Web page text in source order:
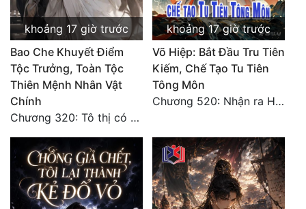
khoảng 17 giờ trước
Bao Che Khuyết Điểm
Tộc Trưởng, Toàn Tộc
Thiên Mệnh Nhân Vật
Chính
Chương 320: Tô thị có hậu bối, sơ lộ tài năng
khoảng 17 giờ trước
Võ Hiệp: Bắt Đầu Tru Tiên
Kiếm, Chế Tạo Tu Tiên
Tông Môn
Chương 520: Nhận ra Hồng Thất Công, mỹ thực mê hoặc